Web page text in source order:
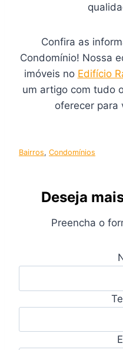
Confira as
Condomínio! Nossa
imóveis no Edifício
um artigo com tudo
oferecer para
Bairros, Condomínios
Deseja
Preencha o